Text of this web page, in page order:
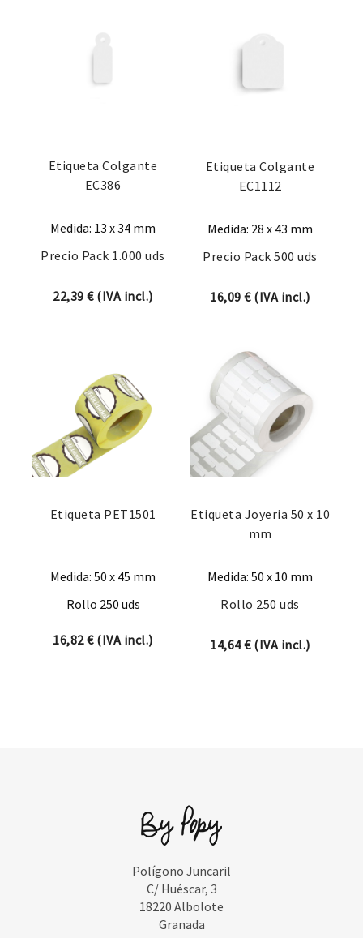
Etiqueta Colgante
EC386
Medida: 13 x 34 mm
Precio Pack 1.000 uds
22,39€(IVA incl.)
Etiqueta Colgante
EC1112
Medida: 28 x 43 mm
Precio Pack 500 uds
16,09€(IVA incl.)
Etiqueta PET1501
Medida: 50 x 45 mm
Rollo 250 uds
16,82€(IVA incl.)
Etiqueta Joyeria 50 x 10
mm
Medida: 50 x 10 mm
Rollo 250 uds
14,64€(IVA incl.)
Polígono Juncaril
C/ Huéscar, 3
18220 Albolote
Granada